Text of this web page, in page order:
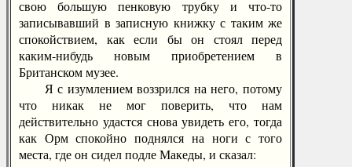
свою большую пенковую трубку и что-то
записывавший в записную книжку с таким же
спокойствием, как если бы он стоял перед
каким-нибудь новым приобретением в
Британском музее.
Я с изумлением воззрился на него, потому
что никак не мог поверить, что нам
действительно удастся снова увидеть его, тогда
как Орм спокойно поднялся на ноги с того
места, где он сидел подле Македы, и сказал: